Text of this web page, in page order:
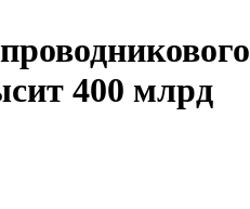
400 млрд